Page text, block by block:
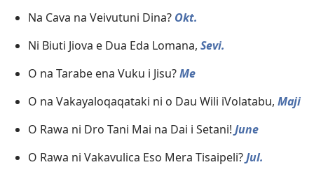
Na Cava na Veivutuni Dina? Okt.
Ni Biuti Jiova e Dua Eda Lomana, Sevi.
O na Tarabe ena Vuku i Jisu?Me
O na Vakayaloqaqataki ni o Dau Wili iVolatabu, Maji
O Rawa ni Dro Tani Mai na Dai i Setani! June
O Rawa ni Vakavulica Eso Mera Tisaipeli?Jul.